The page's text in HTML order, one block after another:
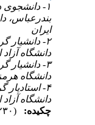
۱- دانشجوی
بندرعباس،
ایران
۲- دانشیار
دانشگاه آزاد
۳- دانشیار
دانشگاه
۴- استادیار
دانشگاه آزاد
چکیده: